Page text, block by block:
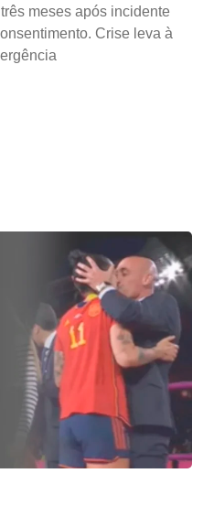
meses após incidente
Crise leva à